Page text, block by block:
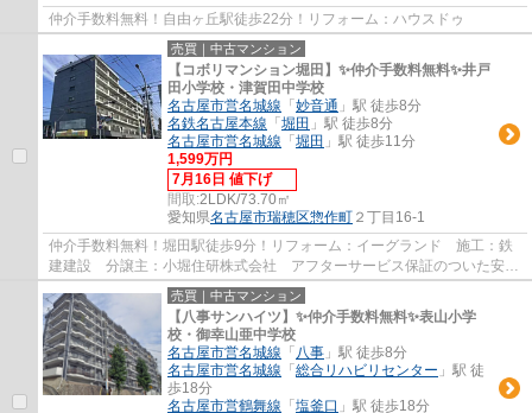
仲介手数料無料！自由ヶ丘駅徒歩22分！リフォーム：ハウスドゥ
売買｜中古マンション
【コボリマンション堀田】✨️仲介手数料無料✨️井戸
田小学校・津賀田中学校
名古屋市営名城線 「 妙音通 」駅 徒歩8分
名鉄名古屋本線 「 堀田 」駅 徒歩8分
名古屋市営名城線 「 堀田 」駅 徒歩11分
1,599万円
7月16日 値下げ
間取:2LDK/73.70㎡
愛知県名古屋市瑞穂区惣作町 ２丁目16-1
仲介手数料無料！堀田駅徒歩9分！リフォーム：イーグランド 施工：鉄
建建設 分譲主：小堀住研株式会社 アフターサービス保証のついた安心
リフォーム物件です。
売買｜中古マンション
【八事サンハイツ】✨️仲介手数料無料✨️表山小学
校・御幸山亜中学校
名古屋市営名城線 「 八事 」駅 徒歩8分
名古屋市営名城線 「 総合リハビリセンター 」駅 徒
歩18分
名古屋市営鶴舞線 「 塩釜口 」駅 徒歩18分